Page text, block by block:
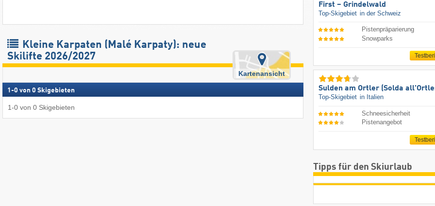
Kleine Karpaten (Malé Karpaty): neue
Skilifte 2026/2027
Kartenansicht
1 -0 von 0 Skigebieten
1-0 von 0 Skigebieten
First – Grindelwald
Top-Skigebiet in der Schweiz
Pistenpräparierung
Snowparks
Sulden am Ortler (Solda
Top-Skigebiet in Italien
Schneesicherheit
Pistenangebot
Tipps für den Skiurlaub